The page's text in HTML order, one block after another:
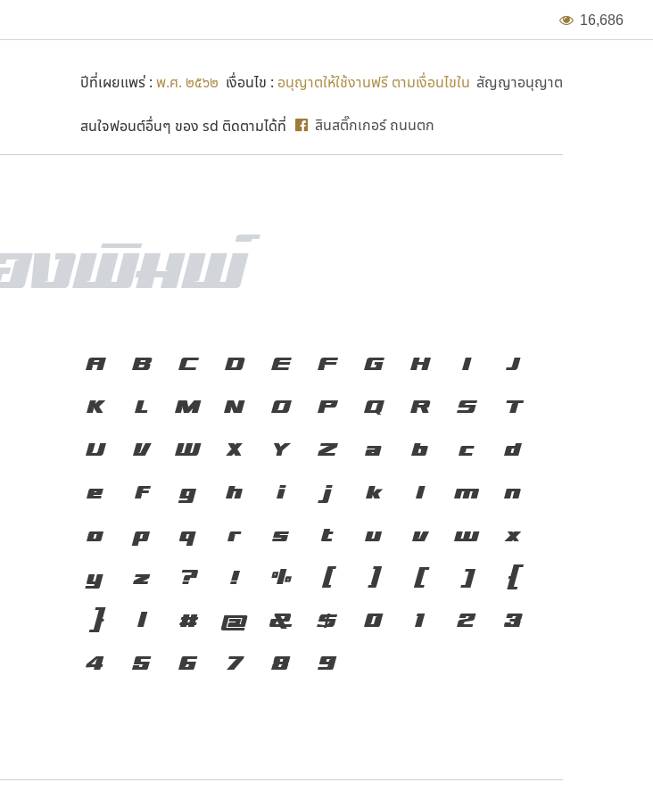
16,686
ปีที่เผยแพร่ : พ.ศ. ๒๕๖๒ เงื่อนไข : อนุญาตให้ใช้งานฟรี ตามเงื่อนไขใน สัญญาอนุญาต
สนใจฟอนต์อื่นๆ ของ sd ติดตามได้ที่ สินสติ๊กเกอร์ ถนนตก
A B C D E F G H I J
K L M N O P Q R S T
U V W X Y Z a b c d
e f g h i j k l m n
o p q r s t u v w x
y z ? ! % ( ) [ ] {
} / # @ & $ 0 1 2 3
4 5 6 7 8 9
ภาษา คือ เครื่องมือสำคัญที่ทำให้ความเป็น
ชาติดำรงอยู่ได้ ภาษา คือ สะพานเชื่อมตัว
ตนของชนชาติ จากอดีตสู่ปัจจุบัน ตัว
พิมพ์ คือ เครื่องมือสำคัญที่ทำให้ภาษา
ดำรงอยู่ได้ แบบตัวพิมพ์ที่พัฒนาทัน
กระแสการเปลี่ยนแปลง คือ โครงสร้าง
แกร่งของสะพานที่เชื่อมตัวตนของชาติ
จากปัจจุบันสู่อนาคต